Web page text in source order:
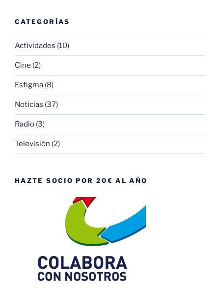
CATEGORÍAS
Actividades (10)
Cine (2)
Estigma (8)
Noticias (37)
Radio (3)
Televisión (2)
HAZTE SOCIO POR 20€ AL AÑO